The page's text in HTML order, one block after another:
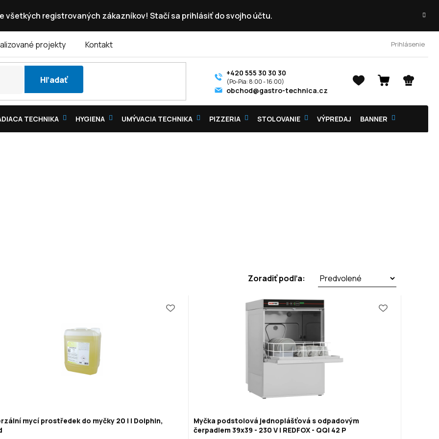
všetkých registrovaných zákazníkov! Stačí sa prihlásiť do svojho účtu.
projekty Kontakt Prihlásenie
Hľadať
NÁKUPNÝ
+420 555 30 30 30
obchod@gastro-technica.cz
TECHNIKA HYGIENA UMÝVACIA TECHNIKA PIZZERIA STOLOVANIE VÝPREDAJ BANNER
Zoradiť podľa:
mycí prostředek do myčky 20 l | Dolphin,
Myčka podstolová jednoplášťová s odpadovým
čerpadlem 39x39 - 230 V | REDFOX - QQI 42 P